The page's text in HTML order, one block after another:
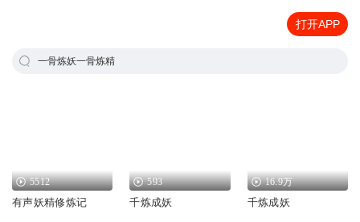
打开APP
一骨炼妖一骨炼精
5512
有声妖精修炼记
593
千炼成妖
16.9万
千炼成妖